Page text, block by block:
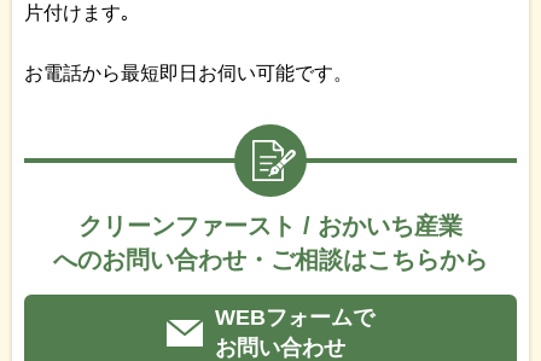
片付けます｡
お電話から最短即日お伺い可能です。
クリーンファースト / おかいち産業
へのお問い合わせ・ご相談はこちらから
WEBフォームで
お問い合わせ